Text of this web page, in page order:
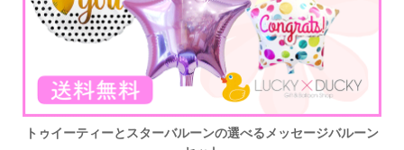
トゥイーティーとスターバルーンの選べるメッセージバルーン